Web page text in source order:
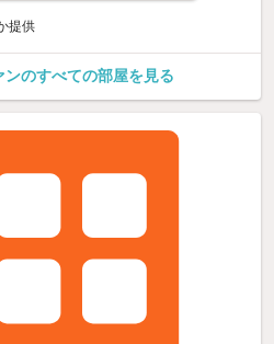
提供
ンのすべての部屋を見る